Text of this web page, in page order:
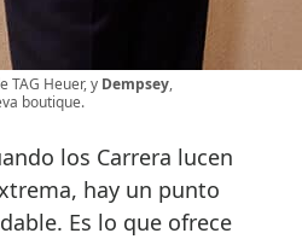
TAG Heuer, y Dempsey,
boutique.
los Carrera lucen
hay un punto
Es lo que ofrece